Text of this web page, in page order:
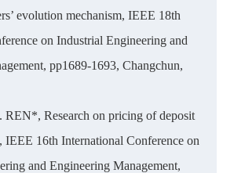
evolution mechanism, IEEE 18th
on Industrial Engineering and
pp1689-1693, Changchun,
Research on pricing of deposit
IEEE 16th International Conference on
and Engineering Management,